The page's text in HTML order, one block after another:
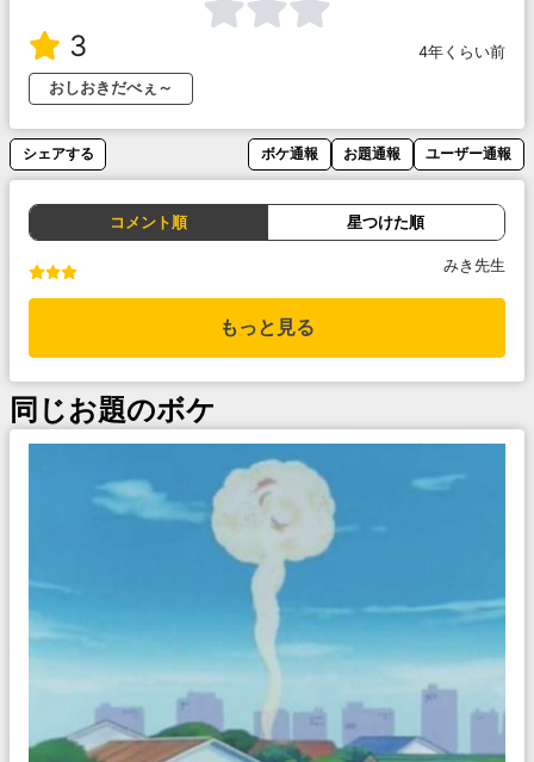
3
4年くらい前
おしおきだべぇ～
シェアする ボケ通報 お題通報 ユーザー通報
コメント順 星つけた順
みき先生
もっと見る
同じお題のボケ